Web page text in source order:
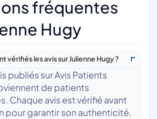
fréquentes
Hugy
vérifiés les avis sur Julienne Hugy ?
publiés sur Avis Patients
de patients
Chaque avis est vérifié avant
pour garantir son authenticité.